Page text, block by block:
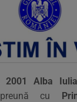
2001 Alba Iulia
cu